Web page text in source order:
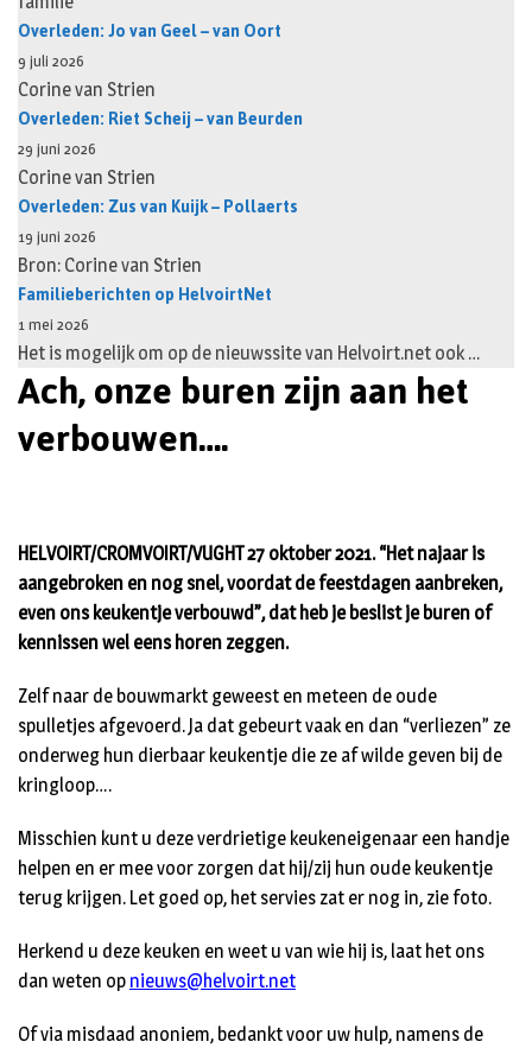
Overleden: Jo van Geel – van Oort
9 juli 2026
Corine van Strien
Overleden: Riet Scheij – van Beurden
29 juni 2026
Corine van Strien
Overleden: Zus van Kuijk – Pollaerts
19 juni 2026
Bron: Corine van Strien
Familieberichten op HelvoirtNet
1 mei 2026
Het is mogelijk om op de nieuwssite van Helvoirt.net ook …
Ach, onze buren zijn aan het
verbouwen….
HELVOIRT/CROMVOIRT/VUGHT 27 oktober 2021. “Het najaar is
aangebroken en nog snel, voordat de feestdagen aanbreken,
even ons keukentje verbouwd”, dat heb je beslist je buren of
kennissen wel eens horen zeggen.
Zelf naar de bouwmarkt geweest en meteen de oude
spulletjes afgevoerd. Ja dat gebeurt vaak en dan “verliezen” ze
onderweg hun dierbaar keukentje die ze af wilde geven bij de
kringloop….
Misschien kunt u deze verdrietige keukeneigenaar een handje
helpen en er mee voor zorgen dat hij/zij hun oude keukentje
terug krijgen. Let goed op, het servies zat er nog in, zie foto.
Herkend u deze keuken en weet u van wie hij is, laat het ons
dan weten op nieuws@helvoirt.net
Of via misdaad anoniem, bedankt voor uw hulp, namens de